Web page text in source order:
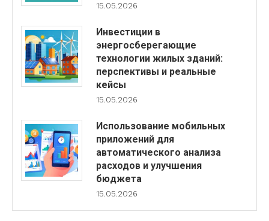
15.05.2026
Инвестиции в
энергосберегающие
технологии жилых зданий:
перспективы и реальные
кейсы
15.05.2026
Использование мобильных
приложений для
автоматического анализа
расходов и улучшения
бюджета
15.05.2026